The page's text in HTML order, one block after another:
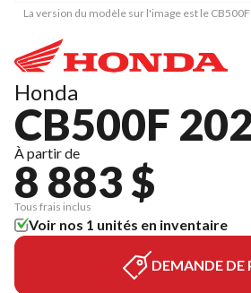
La version du modèle sur l'image est le
Honda
CB500F
À partir de
8 883 $
Tous frais inclus
Voir nos 1 unités en inventaire
DEMANDE DE